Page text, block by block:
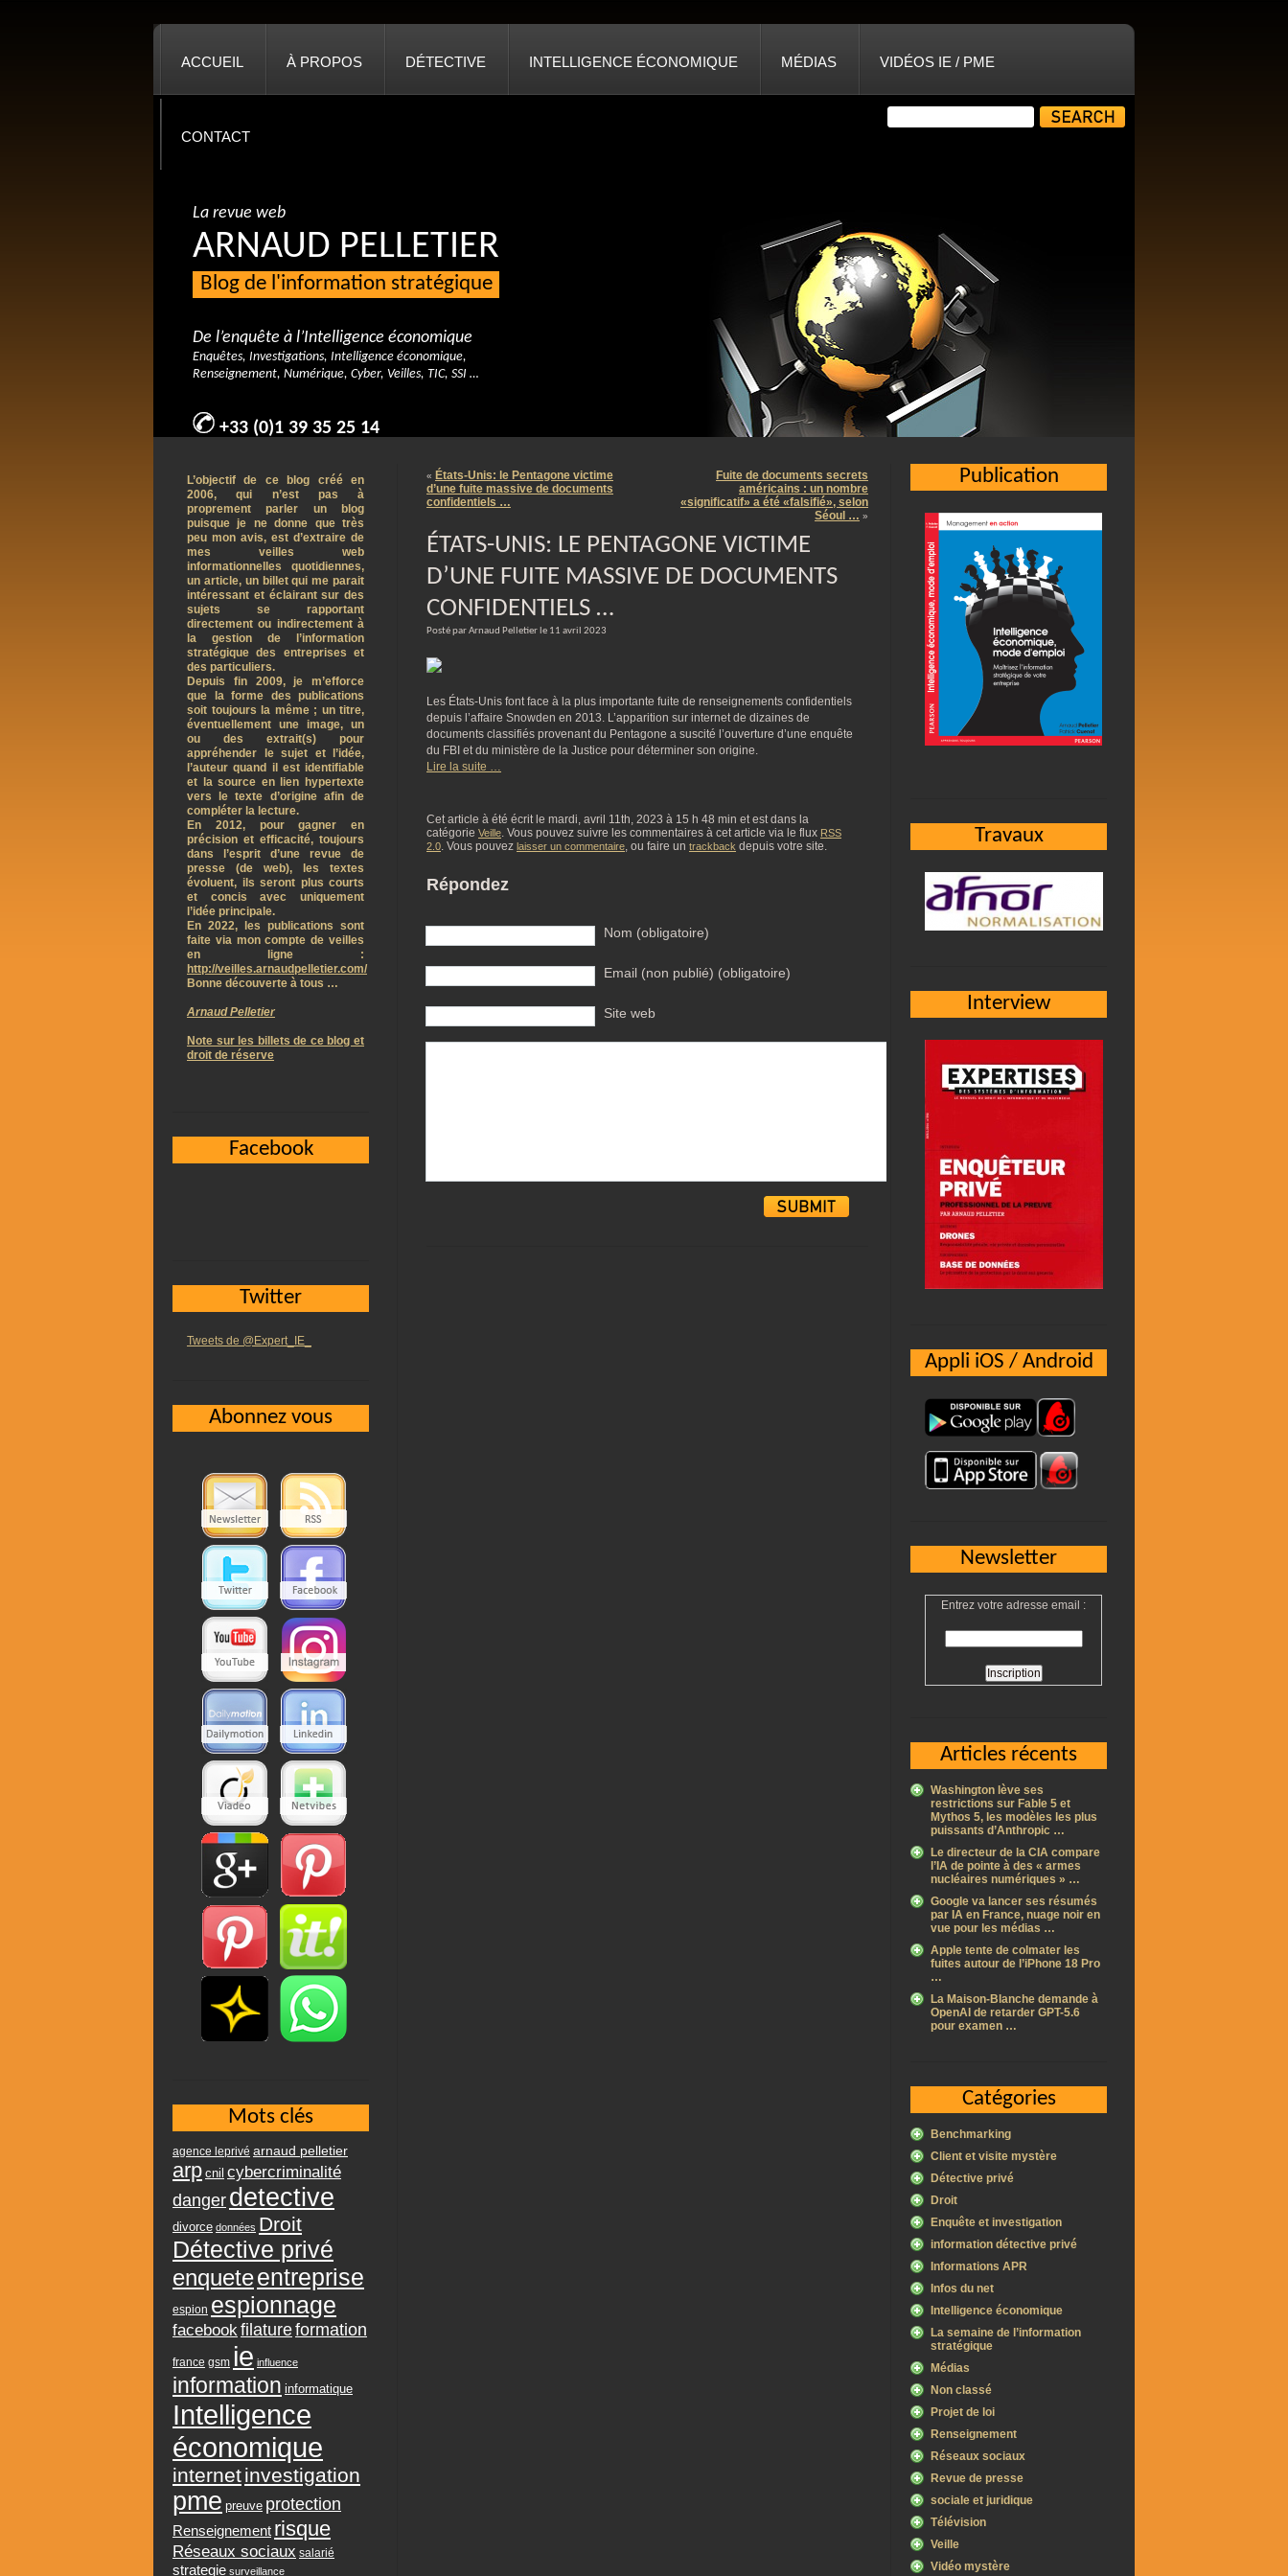
ACCUEIL À PROPOS DÉTECTIVE INTELLIGENCE ÉCONOMIQUE MÉDIAS VIDÉOS IE / PME
CONTACT
La revue web
ARNAUD PELLETIER
Blog de l'information stratégique
De l’enquête à l’Intelligence économique
Enquêtes, Investigations, Intelligence économique,
Renseignement, Numérique, Cyber, Veilles, TIC, SSI …
+33 (0)1 39 35 25 14
« États-Unis: le Pentagone victime
d’une fuite massive de documents
confidentiels …
Fuite de documents secrets
américains : un nombre
«significatif» a été «falsifié», selon
Séoul … »
ÉTATS-UNIS: LE PENTAGONE VICTIME
D’UNE FUITE MASSIVE DE DOCUMENTS
CONFIDENTIELS …
Posté par Arnaud Pelletier le 11 avril 2023
Les États-Unis font face à la plus importante fuite de renseignements confidentiels
depuis l’affaire Snowden en 2013. L’apparition sur internet de dizaines de
documents classifiés provenant du Pentagone a suscité l’ouverture d’une enquête
du FBI et du ministère de la Justice pour déterminer son origine.
Lire la suite …
Cet article à été écrit le mardi, avril 11th, 2023 à 15 h 48 min et est dans la
catégorie Veille. Vous pouvez suivre les commentaires à cet article via le flux RSS
2.0. Vous pouvez laisser un commentaire, ou faire un trackback depuis votre site.
Répondez
Nom (obligatoire)
Email (non publié) (obligatoire)
Site web
Publication
Travaux
Interview
Appli iOS / Android
Newsletter
Entrez votre adresse email :
Articles récents
Washington lève ses
restrictions sur Fable 5 et
Mythos 5, les modèles les plus
puissants d’Anthropic …
Le directeur de la CIA compare
l’IA de pointe à des « armes
nucléaires numériques » …
Google va lancer ses résumés
par IA en France, nuage noir en
vue pour les médias …
Apple tente de colmater les
fuites autour de l’iPhone 18 Pro
…
La Maison-Blanche demande à
OpenAI de retarder GPT-5.6
pour examen …
Catégories
Benchmarking
Client et visite mystère
Détective privé
Droit
Enquête et investigation
information détective privé
Informations APR
Infos du net
Intelligence économique
La semaine de l’information
stratégique
Médias
Non classé
Projet de loi
Renseignement
Réseaux sociaux
Revue de presse
sociale et juridique
Télévision
Veille
Vidéo mystère
L’objectif de ce blog créé en
2006, qui n’est pas à
proprement parler un blog
puisque je ne donne que très
peu mon avis, est d’extraire de
mes veilles web
informationnelles quotidiennes,
un article, un billet qui me parait
intéressant et éclairant sur des
sujets se rapportant
directement ou indirectement à
la gestion de l’information
stratégique des entreprises et
des particuliers.
Depuis fin 2009, je m’efforce
que la forme des publications
soit toujours la même ; un titre,
éventuellement une image, un
ou des extrait(s) pour
appréhender le sujet et l’idée,
l’auteur quand il est identifiable
et la source en lien hypertexte
vers le texte d’origine afin de
compléter la lecture.
En 2012, pour gagner en
précision et efficacité, toujours
dans l’esprit d’une revue de
presse (de web), les textes
évoluent, ils seront plus courts
et concis avec uniquement
l’idée principale.
En 2022, les publications sont
faite via mon compte de veilles
en ligne :
http://veilles.arnaudpelletier.com/
Bonne découverte à tous …
Arnaud Pelletier
Note sur les billets de ce blog et
droit de réserve
Facebook
Twitter
Tweets de @Expert_IE_
Abonnez vous
Mots clés
agence leprivé arnaud pelletier
arp cnil cybercriminalité
danger detective
divorce données Droit
Détective privé
enqueteentreprise
espion espionnage
facebookfilatureformation
france gsm ie influence
information informatique
Intelligence
économique
internetinvestigation
pme preuve protection
Renseignement risque
Réseaux sociaux salarié
strategie surveillance